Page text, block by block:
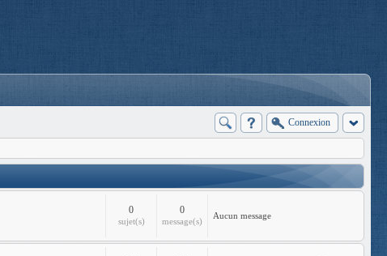
Connexion
0
sujet(s)
0
message(s)
Aucun message